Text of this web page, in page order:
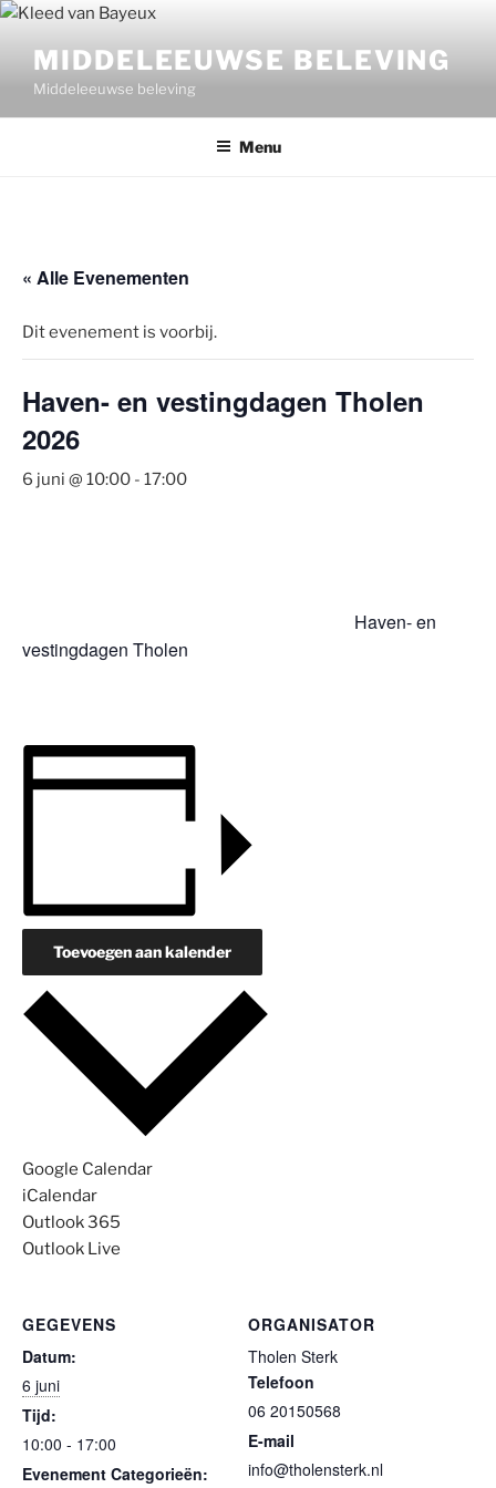
Ga
inhoud
MIDDELEEUWSE BELEVING
Middeleeuwse beleving
Menu
« Alle Evenementen
Dit evenement is voorbij.
Haven- en vestingdagen Tholen
2026
6 juni @ 10:00 - 17:00
Haven- en
vestingdagen Tholen
Toevoegen aan kalender
Google Calendar
iCalendar
Outlook 365
Outlook Live
GEGEVENS
Datum:
6 juni
Tijd:
10:00 - 17:00
Evenement Categorieën:
ORGANISATOR
Tholen Sterk
Telefoon
06 20150568
E-mail
info@tholensterk.nl